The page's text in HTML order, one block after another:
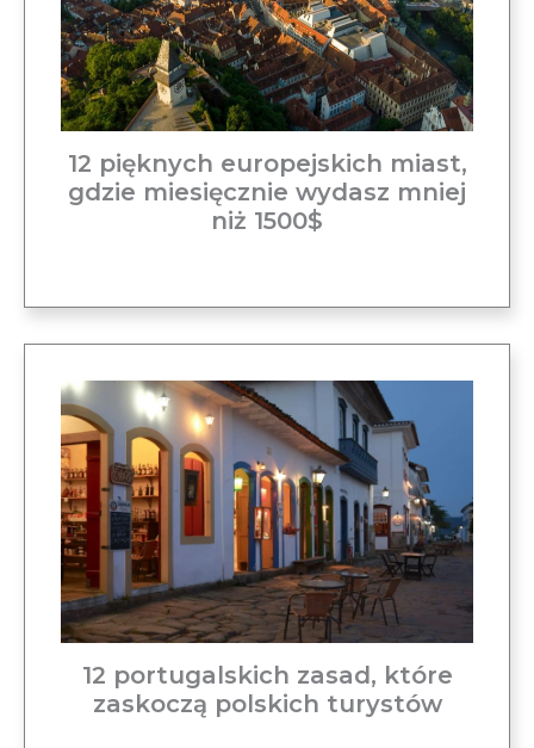
12 pięknych europejskich miast,
gdzie miesięcznie wydasz mniej
niż 1500$
12 portugalskich zasad, które
zaskoczą polskich turystów